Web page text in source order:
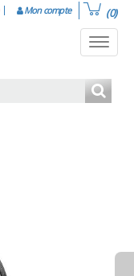
Mon compte (0)